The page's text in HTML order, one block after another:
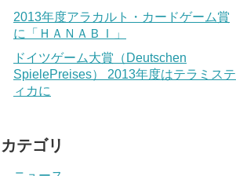
2013年度アラカルト・カードゲーム賞
に「ＨＡＮＡＢＩ」
ドイツゲーム大賞（Deutschen
SpielePreises） 2013年度はテラミステ
ィカに
カテゴリ